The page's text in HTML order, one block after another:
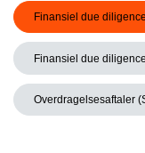
Finansiel due
Finansiel due
Overdragelsesaftaler